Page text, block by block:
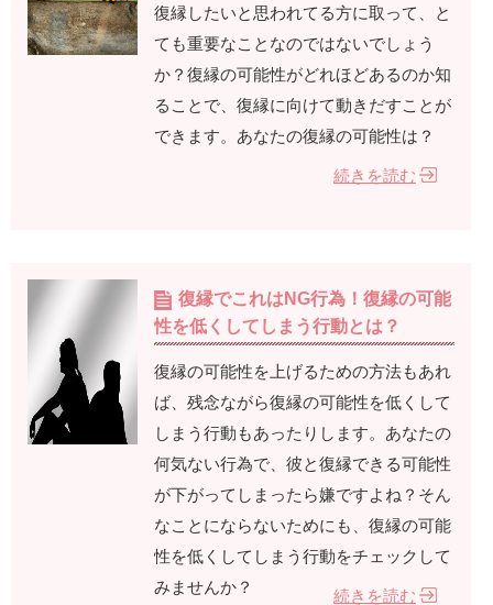
復縁したいと思われてる方に取って、と
ても重要なことなのではないでしょう
か？復縁の可能性がどれほどあるのか知
ることで、復縁に向けて動きだすことが
できます。あなたの復縁の可能性は？
続きを読む
復縁でこれはNG行為！復縁の可能
性を低くしてしまう行動とは？
復縁の可能性を上げるための方法もあれ
ば、残念ながら復縁の可能性を低くして
しまう行動もあったりします。あなたの
何気ない行為で、彼と復縁できる可能性
が下がってしまったら嫌ですよね？そん
なことにならないためにも、復縁の可能
性を低くしてしまう行動をチェックして
みませんか？
続きを読む